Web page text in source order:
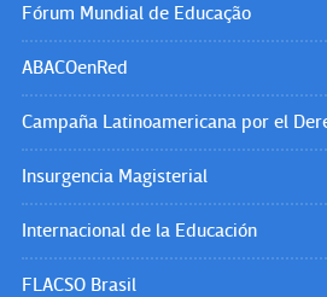
Fórum Mundial de Educação
ABACOenRed
Campaña Latinoamericana por el
Insurgencia Magisterial
Internacional de la Educación
FLACSO Brasil